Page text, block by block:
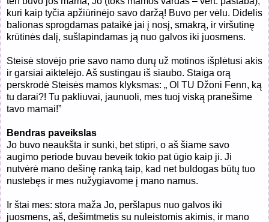
kuri kaip tyčia apžiūrinėjo savo daržą! Buvo per vėlu. Didelis
balionas sprogdamas pataikė jai į nosį, smakrą, ir viršutinę
krūtinės dalį, sušlapindamas ją nuo galvos iki juosmens.
Steisė stovėjo prie savo namo durų už motinos išplėtusi akis
ir garsiai aiktelėjo. Aš sustingau iš siaubo. Staiga orą
perskrodė Steisės mamos klyksmas: „ OI TU Džoni Fenn, ką
tu darai?! Tu pakliuvai, jaunuoli, mes tuoj viską pranešime
tavo mamai!”
Bendras paveikslas
Jo buvo neaukšta ir sunki, bet stipri, o aš šiame savo
augimo periode buvau beveik tokio pat ūgio kaip ji. Ji
nutvėrė mano dešinę ranką taip, kad net buldogas būtų tuo
nustebęs ir mes nužygiavome į mano namus.
Ir štai mes: stora maža Jo, peršlapus nuo galvos iki
juosmens, aš, dešimtmetis su nuleistomis akimis, ir mano